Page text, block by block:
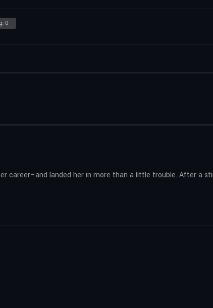
0
career–and landed her in more than a little trouble. After a